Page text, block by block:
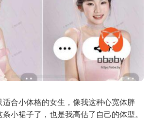
合小体格的女生，像我这种心宽体胖
小裙子了，也是我高估了自己的体型。